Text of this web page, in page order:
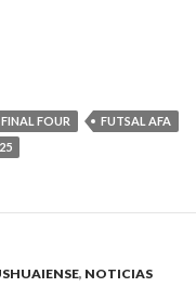
FINAL FOUR
FUTSAL AFA
, NOTICIAS